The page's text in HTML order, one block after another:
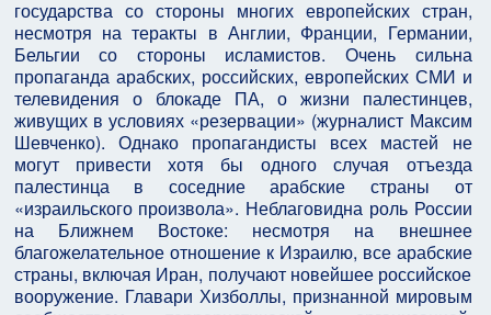
государства со стороны многих европейских стран,
несмотря на теракты в Англии, Франции, Германии,
Бельгии со стороны исламистов. Очень сильна
пропаганда арабских, российских, европейских СМИ и
телевидения о блокаде ПА, о жизни палестинцев,
живущих в условиях «резервации» (журналист Максим
Шевченко). Однако пропагандисты всех мастей не
могут привести хотя бы одного случая отъезда
палестинца в соседние арабские страны от
«израильского произвола». Неблаговидна роль России
на Ближнем Востоке: несмотря на внешнее
благожелательное отношение к Израилю, все арабские
страны, включая Иран, получают новейшее российское
вооружение. Главари Хизболлы, признанной мировым